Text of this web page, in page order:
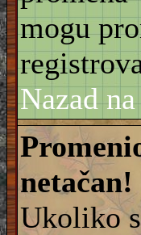
mogu
Nazad
netačan!
Ukoliko